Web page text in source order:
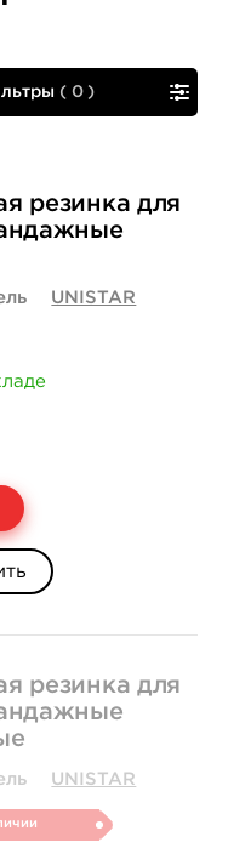
(0 )
резинка для
UNISTAR
резинка для
UNISTAR